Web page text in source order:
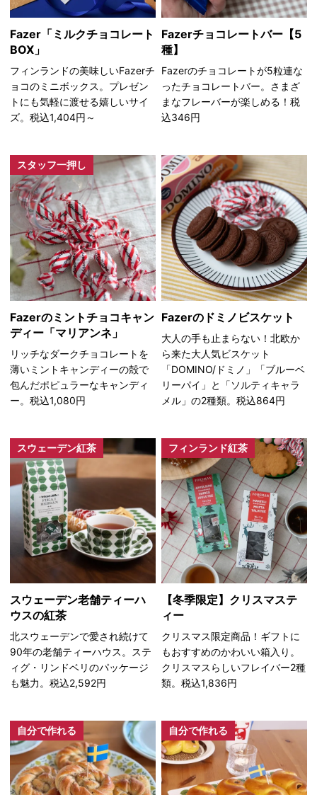
Fazer「ミルクチョコレート
BOX」
フィンランドの美味しいFazerチ
ョコのミニボックス。プレゼン
トにも気軽に渡せる嬉しいサイ
ズ。税込1,404円～
Fazerチョコレートバー【5
種】
Fazerのチョコレートが5粒連な
ったチョコレートバー。さまざ
まなフレーバーが楽しめる！税
込346円
Fazerのミントチョコキャン
ディー「マリアンネ」
スタッフ一押し
リッチなダークチョコレートを
薄いミントキャンディーの殻で
包んだポピュラーなキャンディ
ー。税込1,080円
Fazerのドミノビスケット
大人の手も止まらない！北欧か
ら来た大人気ビスケット
「DOMINO/ドミノ」「ブルーベ
リーパイ」と「ソルティキャラ
メル」の2種類。税込864円
スウェーデン老舗ティーハ
ウスの紅茶
スウェーデン紅茶
北スウェーデンで愛され続けて
90年の老舗ティーハウス。ステ
ィグ・リンドベリのパッケージ
も魅力。税込2,592円
【冬季限定】クリスマステ
ィー
フィンランド紅茶
クリスマス限定商品！ギフトに
もおすすめのかわいい箱入り。
クリスマスらしいフレイバー2種
類。税込1,836円
自分で作れる 自分で作れる